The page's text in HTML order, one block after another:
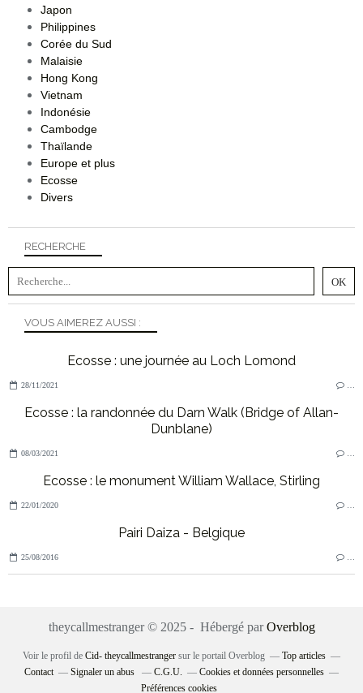
RECHERCHE
VOUS AIMEREZ AUSSI :
Ecosse : une journée au Loch Lomond
28/11/2021
Ecosse : la randonnée du Darn Walk (Bridge of Allan-
Dunblane)
08/03/2021
Ecosse : le monument William Wallace, Stirling
22/01/2020
Pairi Daiza - Belgique
25/08/2016
Japon
Philippines
Corée du Sud
Malaisie
Hong Kong
Vietnam
Indonésie
Cambodge
Thaïlande
Europe et plus
Ecosse
Divers
theycallmestranger © 2025 - Hébergé parOverblog
Voir le profil de Cid- theycallmestranger sur le portail Overblog
Top articles
Contact
Signaler un abus C.G.U.
Cookies et données personnelles
Préférences cookies